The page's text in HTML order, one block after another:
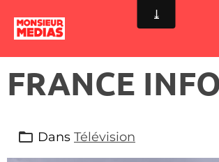
FRANCE INFO
Dans Télévision